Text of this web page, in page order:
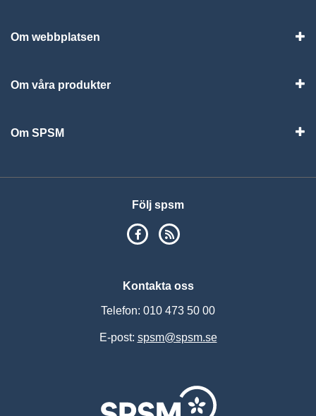
Om webbplatsen
Om våra produkter
Om SPSM
Följ spsm
SPSM på Facebook
Kontakta oss
Telefon: 010 473 50 00
E-post: spsm@spsm.se